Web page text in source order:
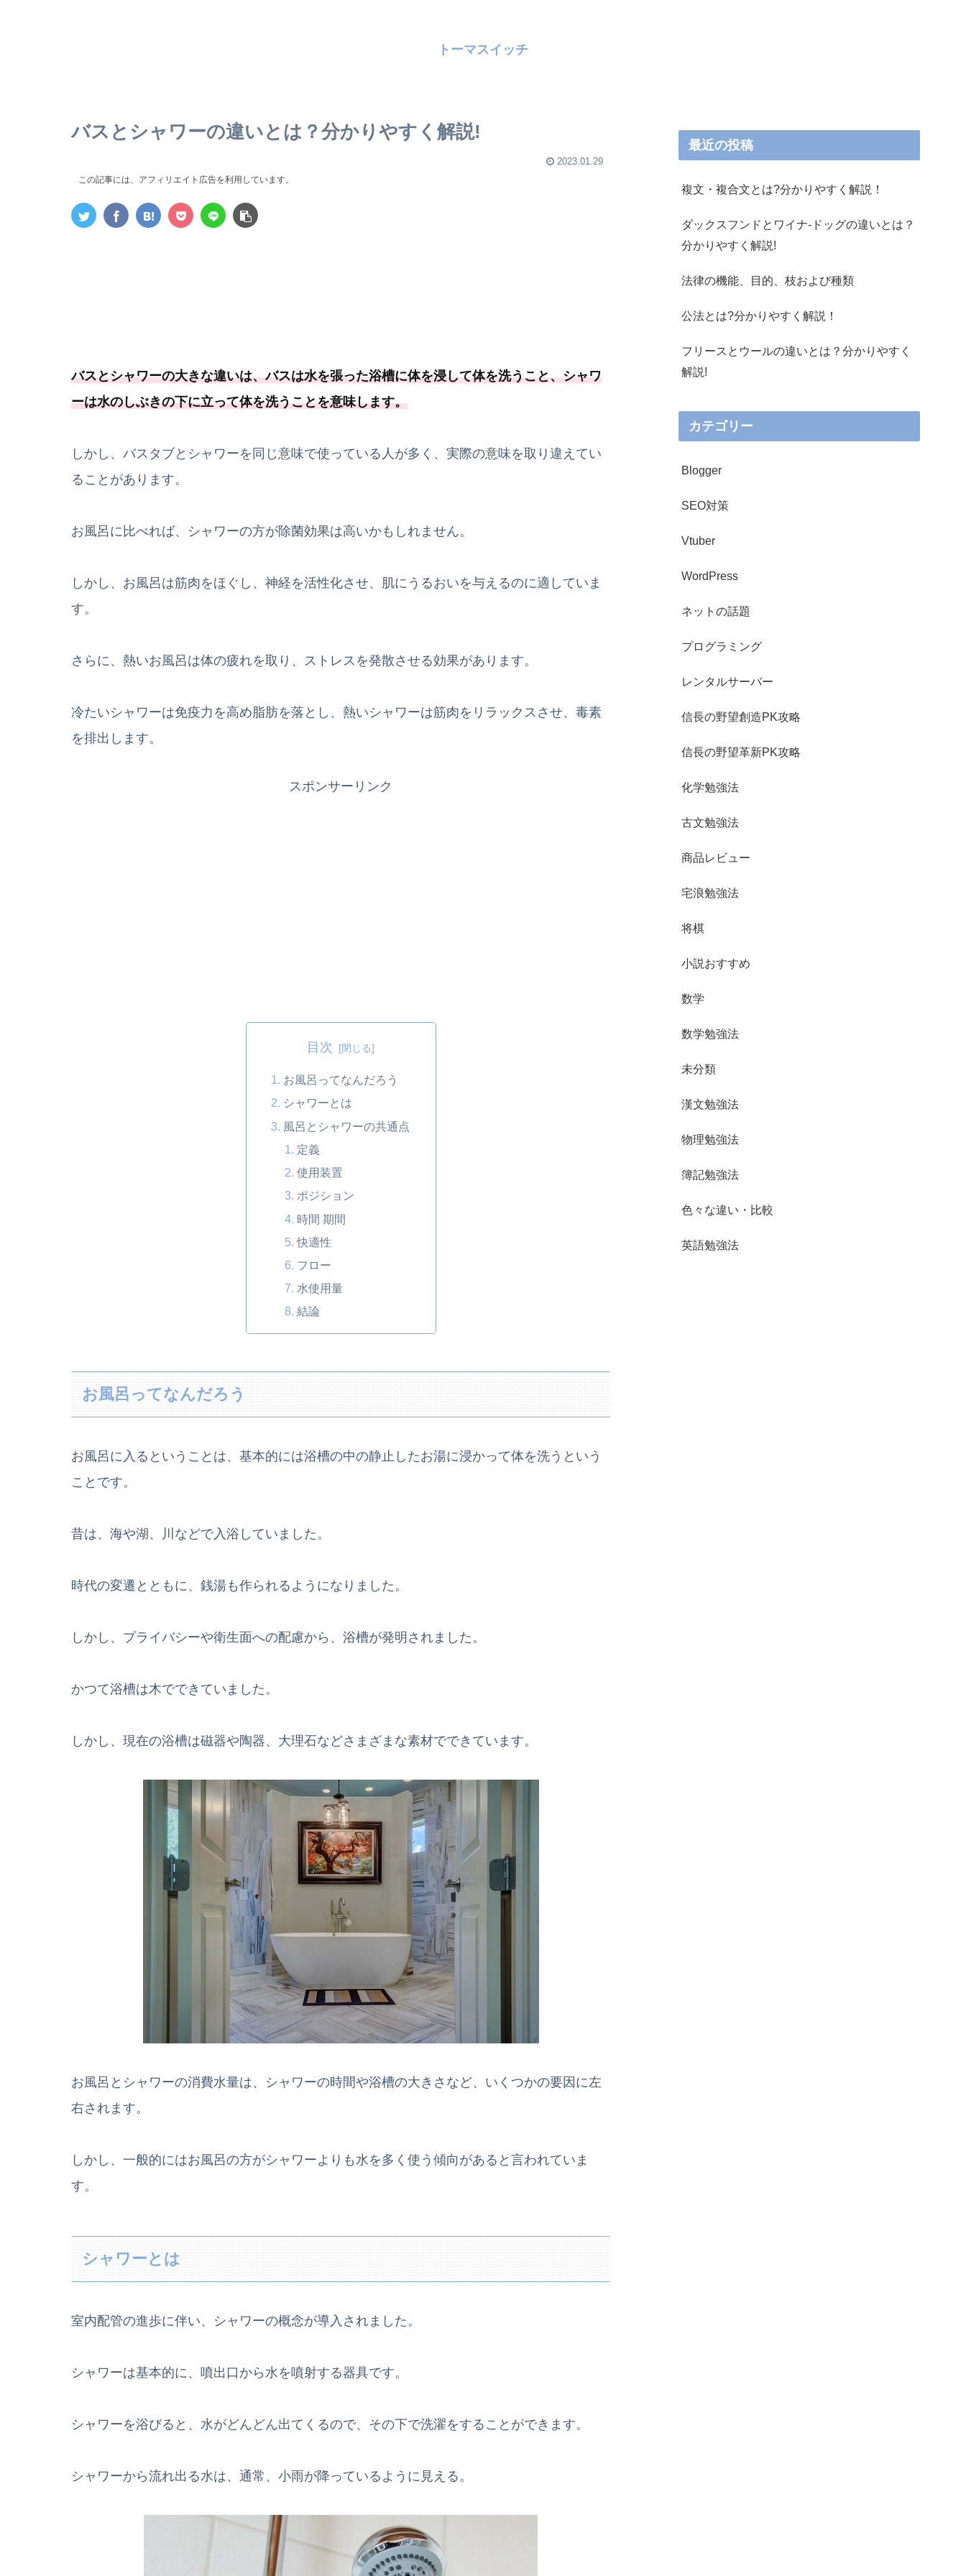
トーマスイッチ
バスとシャワーの違いとは？分かりやすく解説!
2023.01.29
この記事には、アフィリエイト広告を利用しています。
バスとシャワーの大きな違いは、バスは水を張った浴槽に体を浸して体を洗うこと、シャワ
ーは水のしぶきの下に立って体を洗うことを意味します。
しかし、バスタブとシャワーを同じ意味で使っている人が多く、実際の意味を取り違えてい
ることがあります。
お風呂に比べれば、シャワーの方が除菌効果は高いかもしれません。
しかし、お風呂は筋肉をほぐし、神経を活性化させ、肌にうるおいを与えるのに適していま
す。
さらに、熱いお風呂は体の疲れを取り、ストレスを発散させる効果があります。
冷たいシャワーは免疫力を高め脂肪を落とし、熱いシャワーは筋肉をリラックスさせ、毒素
を排出します。
スポンサーリンク
目次
お風呂ってなんだろう
シャワーとは
風呂とシャワーの共通点
定義
使用装置
ポジション
時間 期間
快適性
フロー
水使用量
結論
お風呂ってなんだろう
お風呂に入るということは、基本的には浴槽の中の静止したお湯に浸かって体を洗うという
ことです。
昔は、海や湖、川などで入浴していました。
時代の変遷とともに、銭湯も作られるようになりました。
しかし、プライバシーや衛生面への配慮から、浴槽が発明されました。
かつて浴槽は木でできていました。
しかし、現在の浴槽は磁器や陶器、大理石などさまざまな素材でできています。
お風呂とシャワーの消費水量は、シャワーの時間や浴槽の大きさなど、いくつかの要因に左
右されます。
しかし、一般的にはお風呂の方がシャワーよりも水を多く使う傾向があると言われていま
す。
シャワーとは
室内配管の進歩に伴い、シャワーの概念が導入されました。
シャワーは基本的に、噴出口から水を噴射する器具です。
シャワーを浴びると、水がどんどん出てくるので、その下で洗濯をすることができます。
シャワーから流れ出る水は、通常、小雨が降っているように見える。
最近の投稿
複文・複合文とは?分かりやすく解説！
ダックスフンドとワイナ-ドッグの違いとは？
分かりやすく解説!
法律の機能、目的、枝および種類
公法とは?分かりやすく解説！
フリースとウールの違いとは？分かりやすく
解説!
カテゴリー
Blogger
SEO対策
Vtuber
WordPress
ネットの話題
プログラミング
レンタルサーバー
信長の野望創造PK攻略
信長の野望革新PK攻略
化学勉強法
古文勉強法
商品レビュー
宅浪勉強法
将棋
小説おすすめ
数学
数学勉強法
未分類
漢文勉強法
物理勉強法
簿記勉強法
色々な違い・比較
英語勉強法